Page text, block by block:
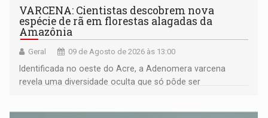
VARCENA: Cientistas descobrem nova
espécie de rã em florestas alagadas da
Amazônia
Geral 09 de Agosto de 2026 às 13:00
Identificada no oeste do Acre, a Adenomera varcena
revela uma diversidade oculta que só pôde ser